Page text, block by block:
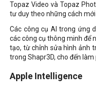
Topaz Video và Topaz
tư duy theo những cách mới
Các công cụ AI trong ứng
các công cụ thông minh để
tạo, từ chỉnh sửa hình ảnh
trong Shapr3D, cho đến làm
Apple Intelligence